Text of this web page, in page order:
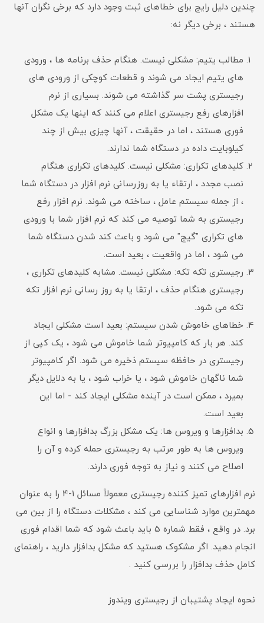
چندین دلیل رایج برای خطاهای ثبت وجود دارد که برخی نگران آنها
هستند ، برخی دیگر نه:
مطالب یتیم: مشکلی نیست. هنگام حذف برنامه ها ، ورودی
های یتیم ایجاد می شوند و قطعات کوچکی از ورودی های
رجیستری پشت سر گذاشته می شوند. بسیاری از نرم
افزارهای رفع رجیستری اعلام می کنند که اینها یک مشکل
فوری هستند ، اما در حقیقت ، آنها چیزی بیش از چند
کیلوبایت داده در دستگاه شما ندارند.
کلیدهای تکراری: مشکلی نیست. کلیدهای تکراری هنگام
نصب مجدد ، ارتقاء یا به روزرسانی نرم افزار در دستگاه شما
، از جمله سیستم عامل ، ساخته می شوند. نرم افزار رفع
رجیستری به شما توصیه می کند که نرم افزار شما با ورودی
های تکراری "گیج" می شود و باعث کند شدن دستگاه شما
می شود ، اما در واقعیت ، بعید است.
رجیستری تکه تکه: مشکلی نیست. مشابه کلیدهای تکراری ،
رجیستری هنگام حذف ، ارتقا یا به روز رسانی نرم افزار تکه
تکه می شود.
خطاهای خاموش شدن سیستم: بعید است مشکلی ایجاد
کند. هر بار که کامپیوتر شما خاموش می شود ، یک کپی از
رجیستری در حافظه سیستم ذخیره می شود. اگر کامپیوتر
شما ناگهان خاموش شود ، یا خراب شود ، یا به دلایل دیگر
بمیرد ، ممکن است در آینده مشکلی ایجاد کند - اما این
بعید است.
بدافزارها و ویروس ها: یک مشکل بزرگ بدافزارها و انواع
ویروس ها به طور مرتب به رجیستری حمله کرده و آن را
اصلاح می کنند و نیاز به توجه فوری دارند.
نرم افزارهای تمیز کننده رجیستری معمولاً مسائل 1-4 را به عنوان
مهمترین موارد شناسایی می کند ، مشکلات دستگاه را از بین می
برد. در واقع ، فقط شماره 5 باید باعث شود که شما اقدام فوری
انجام دهید. اگر مشکوک هستید که مشکل بدافزار دارید ، راهنمای
کامل حذف بدافزار را بررسی کنید .
نحوه ایجاد پشتیبان از رجیستری ویندوز